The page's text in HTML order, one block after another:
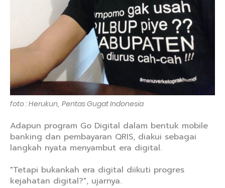
foto : Herukun, Pentas Gugat Indonesia
Adapun program Go Digital dalam bentuk mobile
banking dan pembayaran QRIS, diakui sebagai
langkah nyata menyambut era digital.
"Tetapi bukankah era digital diikuti progres
kejahatan digital?", ujarnya.